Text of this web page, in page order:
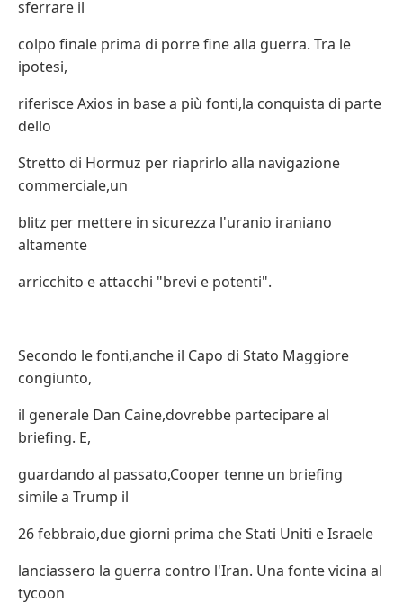
sferrare il
colpo finale prima di porre fine alla guerra. Tra le
ipotesi,
riferisce Axios in base a più fonti,la conquista di parte
dello
Stretto di Hormuz per riaprirlo alla navigazione
commerciale,un
blitz per mettere in sicurezza l'uranio iraniano
altamente
arricchito e attacchi "brevi e potenti".
Secondo le fonti,anche il Capo di Stato Maggiore
congiunto,
il generale Dan Caine,dovrebbe partecipare al
briefing. E,
guardando al passato,Cooper tenne un briefing
simile a Trump il
26 febbraio,due giorni prima che Stati Uniti e Israele
lanciassero la guerra contro l'Iran. Una fonte vicina al
tycoon